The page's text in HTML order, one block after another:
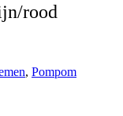
rood
, Pompom